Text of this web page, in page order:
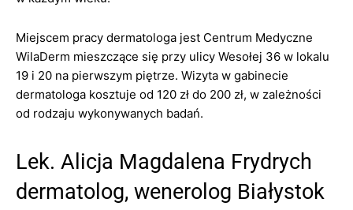
Miejscem pracy dermatologa jest Centrum Medyczne
WilaDerm mieszczące się przy ulicy Wesołej 36 w lokalu
19 i 20 na pierwszym piętrze. Wizyta w gabinecie
dermatologa kosztuje od 120 zł do 200 zł, w zależności
od rodzaju wykonywanych badań.
Lek. Alicja Magdalena Frydrych
dermatolog, wenerolog Białystok